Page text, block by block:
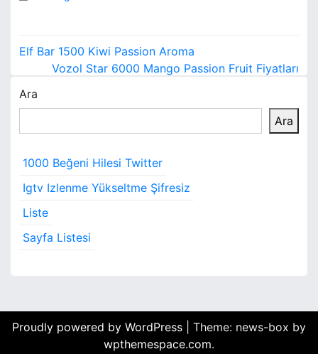
Y
z
ı
g
e
z
i
e
Elf Bar 1500 Kiwi Passion Aroma
Vozol Star 6000 Mango Passion Fruit Fiyatları
Ara
Ara
1000 Beğeni Hilesi Twitter
Igtv Izlenme Yükseltme Şifresiz
Liste
Sayfa Listesi
Proudly powered by WordPress
Theme: news-box by
wpthemespace.com.